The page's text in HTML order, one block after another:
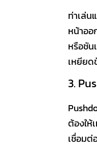
ท่าเล่น
หน้าออ
หรือชั
เหยีย
3.
ต้องให้
เชื่อมต่